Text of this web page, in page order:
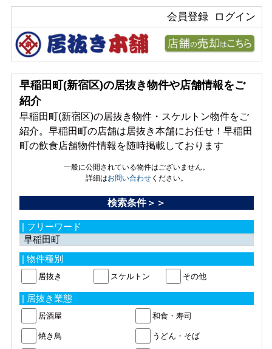
ログイン
会員登録
早稲田町(新宿区)の居抜き物件や店舗情報をご
紹介
早稲田町(新宿区)の居抜き物件・スケルトン物件をご
紹介。早稲田町の店舗は居抜き本舗にお任せ！早稲田
町の飲食店舗物件情報を随時掲載しております
一般に公開されている物件はございません。
詳細はお問い合わせください。
検索条件＞＞
| フリーワード
| 物件種別
居抜き スケルトン その他
| 居抜き業態
居酒屋 和食・寿司
焼き鳥 うどん・そば